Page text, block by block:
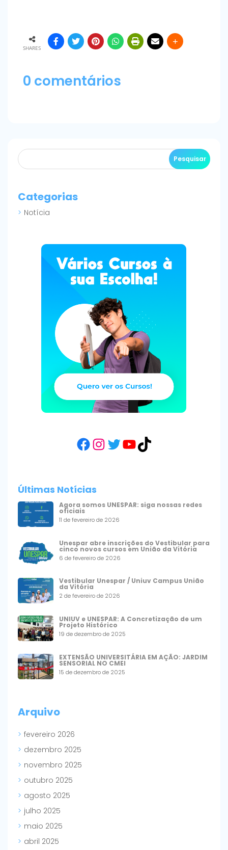
SHARES
0 comentários
Categorias
Notícia
Facebook
Instagram
Twitter
YouTube
TikTok
Últimas Notícias
Agora somos UNESPAR: siga nossas redes
oficiais
11 de fevereiro de 2026
Unespar abre inscrições do Vestibular para
cinco novos cursos em União da Vitória
6 de fevereiro de 2026
Vestibular Unespar / Uniuv Campus União
da Vitória
2 de fevereiro de 2026
UNIUV e UNESPAR: A Concretização de um
Projeto Histórico
19 de dezembro de 2025
EXTENSÃO UNIVERSITÁRIA EM AÇÃO: JARDIM
SENSORIAL NO CMEI
15 de dezembro de 2025
Arquivo
fevereiro 2026
dezembro 2025
novembro 2025
outubro 2025
agosto 2025
julho 2025
maio 2025
abril 2025